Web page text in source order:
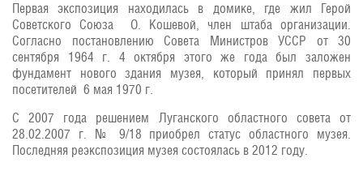
Первая экспозиция находилась в домике, где жил Герой
Советского Союза О. Кошевой, член штаба организации.
Согласно постановлению Совета Министров УССР от 30
сентября 1964 г. 4 октября этого же года был заложен
фундамент нового здания музея, который принял первых
посетителей 6 мая 1970 г.
С 2007 года решением Луганского областного совета от
28.02.2007 г. № 9/18 приобрел статус областного музея.
Последняя реэкспозиция музея состоялась в 2012 году.